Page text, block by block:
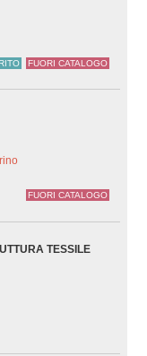
FUORI CATALOGO
FUORI CATALOGO
TESSILE